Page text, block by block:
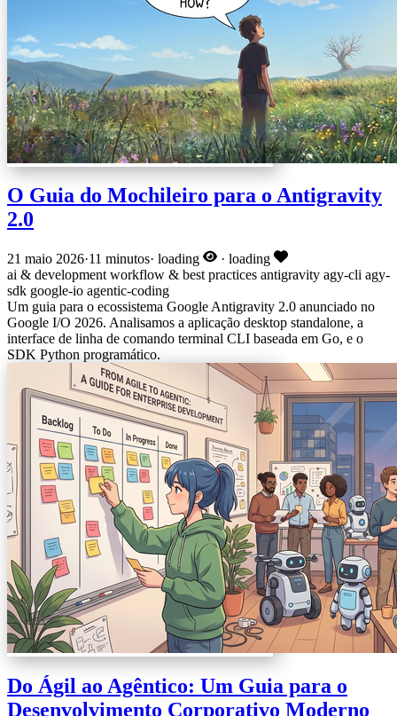
O Guia do Mochileiro para o Antigravity
2.0
21 maio 2026·11 minutos· loading · loading
ai & development workflow & best practices antigravity agy-cli agy-
sdk google-io agentic-coding
Um guia para o ecossistema Google Antigravity 2.0 anunciado no
Google I/O 2026. Analisamos a aplicação desktop standalone, a
interface de linha de comando terminal CLI baseada em Go, e o
SDK Python programático.
Do Ágil ao Agêntico: Um Guia para o
Desenvolvimento Corporativo Moderno